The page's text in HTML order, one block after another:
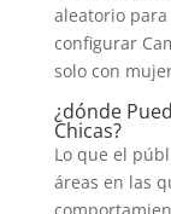
aleatorio
configurar
solo con
¿dónde
Chicas?
Lo que el
áreas en las